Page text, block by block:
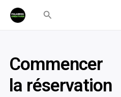
Rechercher
Commencer
la réservation